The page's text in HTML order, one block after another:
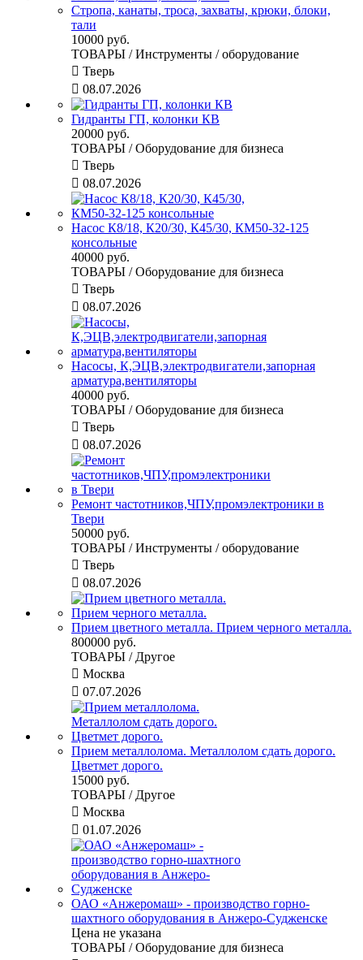
Стропа, канаты, троса, захваты, крюки, блоки,
тали
10000 руб.
ТОВАРЫ / Инструменты / оборудование
 Тверь
 08.07.2026
Гидранты ГП, колонки КВ
20000 руб.
ТОВАРЫ / Оборудование для бизнеса
 Тверь
 08.07.2026
Насос К8/18, К20/30, К45/30, КМ50-32-125
консольные
40000 руб.
ТОВАРЫ / Оборудование для бизнеса
 Тверь
 08.07.2026
Насосы, К,ЭЦВ,электродвигатели,запорная
арматура,вентиляторы
40000 руб.
ТОВАРЫ / Оборудование для бизнеса
 Тверь
 08.07.2026
Ремонт частотников,ЧПУ,промэлектроники в
Твери
50000 руб.
ТОВАРЫ / Инструменты / оборудование
 Тверь
 08.07.2026
Прием цветного металла. Прием черного металла.
800000 руб.
ТОВАРЫ / Другое
 Москва
 07.07.2026
Прием металлолома. Металлолом сдать дорого.
Цветмет дорого.
15000 руб.
ТОВАРЫ / Другое
 Москва
 01.07.2026
ОАО «Анжеромаш» - производство горно-
шахтного оборудования в Анжеро-Судженске
Цена не указана
ТОВАРЫ / Оборудование для бизнеса